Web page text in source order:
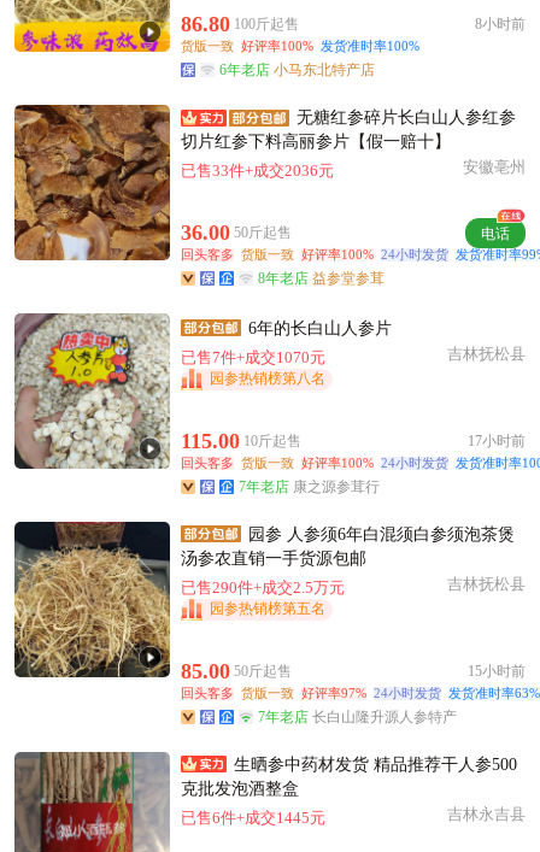
86.80 100斤起售 8小时前
货版一致 好评率100% 发货准时率100%
6年老店 小马东北特产店
无糖红参碎片长白山人参红参
切片红参下料高丽参片【假一赔十】
已售33件+成交2036元
安徽亳州
36.00 50斤起售 电话
回头客多 货版一致 好评率100% 24小时发货 发货准时率
8年老店 益参堂参茸
6年的长白山人参片
已售7件+成交1070元
吉林抚松县
园参热销榜第八名
115.00 10斤起售 17小时前
回头客多 货版一致 好评率100% 24小时发货 发货准时率
7年老店 康之源参茸行
园参 人参须6年白混须白参须泡茶煲
汤参农直销一手货源包邮
已售290件+成交2.5万元
吉林抚松县
园参热销榜第五名
85.00 50斤起售 15小时前
回头客多 货版一致 好评率97% 24小时发货 发货准时率63%
7年老店 长白山隆升源人参特产
生晒参中药材发货 精品推荐干人参500
克批发泡酒整盒
已售6件+成交1445元
吉林永吉县